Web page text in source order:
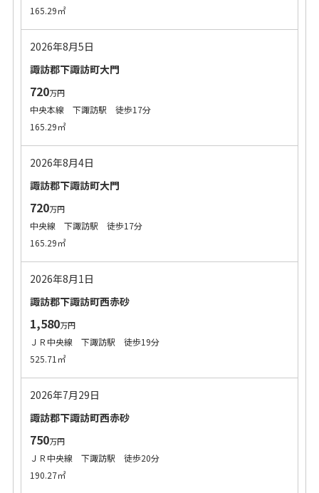
165.29㎡
2026年8月5日
諏訪郡下諏訪町大門
720万円
中央本線 下諏訪駅 徒歩17分
165.29㎡
2026年8月4日
諏訪郡下諏訪町大門
720万円
中央線 下諏訪駅 徒歩17分
165.29㎡
2026年8月1日
諏訪郡下諏訪町西赤砂
1,580万円
ＪＲ中央線 下諏訪駅 徒歩19分
525.71㎡
2026年7月29日
諏訪郡下諏訪町西赤砂
750万円
ＪＲ中央線 下諏訪駅 徒歩20分
190.27㎡